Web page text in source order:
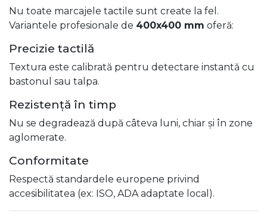
Nu toate marcajele tactile sunt create la fel.
Variantele profesionale de 400x400 mm oferă:
Precizie tactilă
Textura este calibrată pentru detectare instantă cu
bastonul sau talpa.
Rezistență în timp
Nu se degradează după câteva luni, chiar și în zone
aglomerate.
Conformitate
Respectă standardele europene privind
accesibilitatea (ex: ISO, ADA adaptate local).